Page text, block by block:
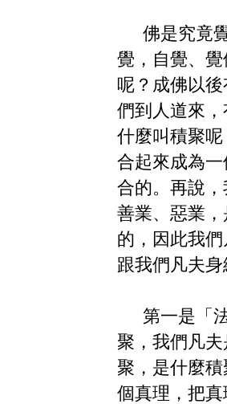
佛是究竟
覺，自覺、
呢？成佛以
們到人道來
什麼叫積聚
合起來成為
合的。再說
善業、惡業
的，因此我
跟我們凡夫
第一是「
聚，我們凡
聚，是什麼
個真理，把